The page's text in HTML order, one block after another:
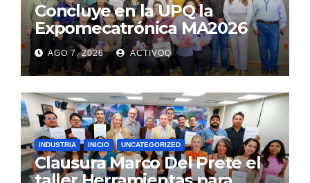
Concluye en la UPQ la
Expomecatrónica MA2026
AGO 7, 2026 ACTIVOQ
INDUSTRIA INICIO UNCATEGORIZED
Clausura Marco Del Prete el